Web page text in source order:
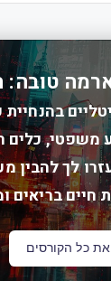
טובה:
בהנחיית
משפטי, כלים
לך להבין
חיים בריאים
את כל הקורסים